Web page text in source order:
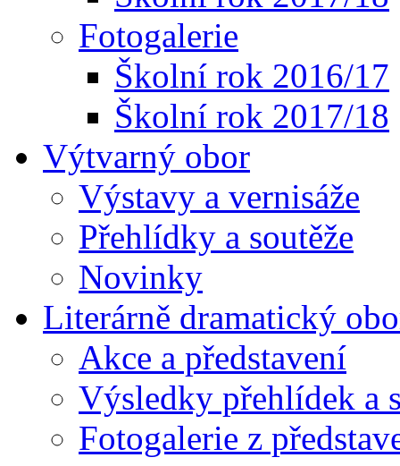
Fotogalerie
Školní rok 2016/17
Školní rok 2017/18
Výtvarný obor
Výstavy a vernisáže
Přehlídky a soutěže
Novinky
Literárně dramatický
Akce a představení
Výsledky přehlídek a
Fotogalerie z